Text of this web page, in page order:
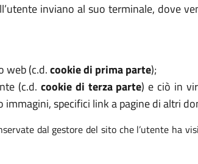
inviano al suo terminale, dove
web (c.d.cookie di prima parte);
(c.d. cookie di terza parte) e ciò in
specifici link a pagine di altri
dal gestore del sito che l’utente ha